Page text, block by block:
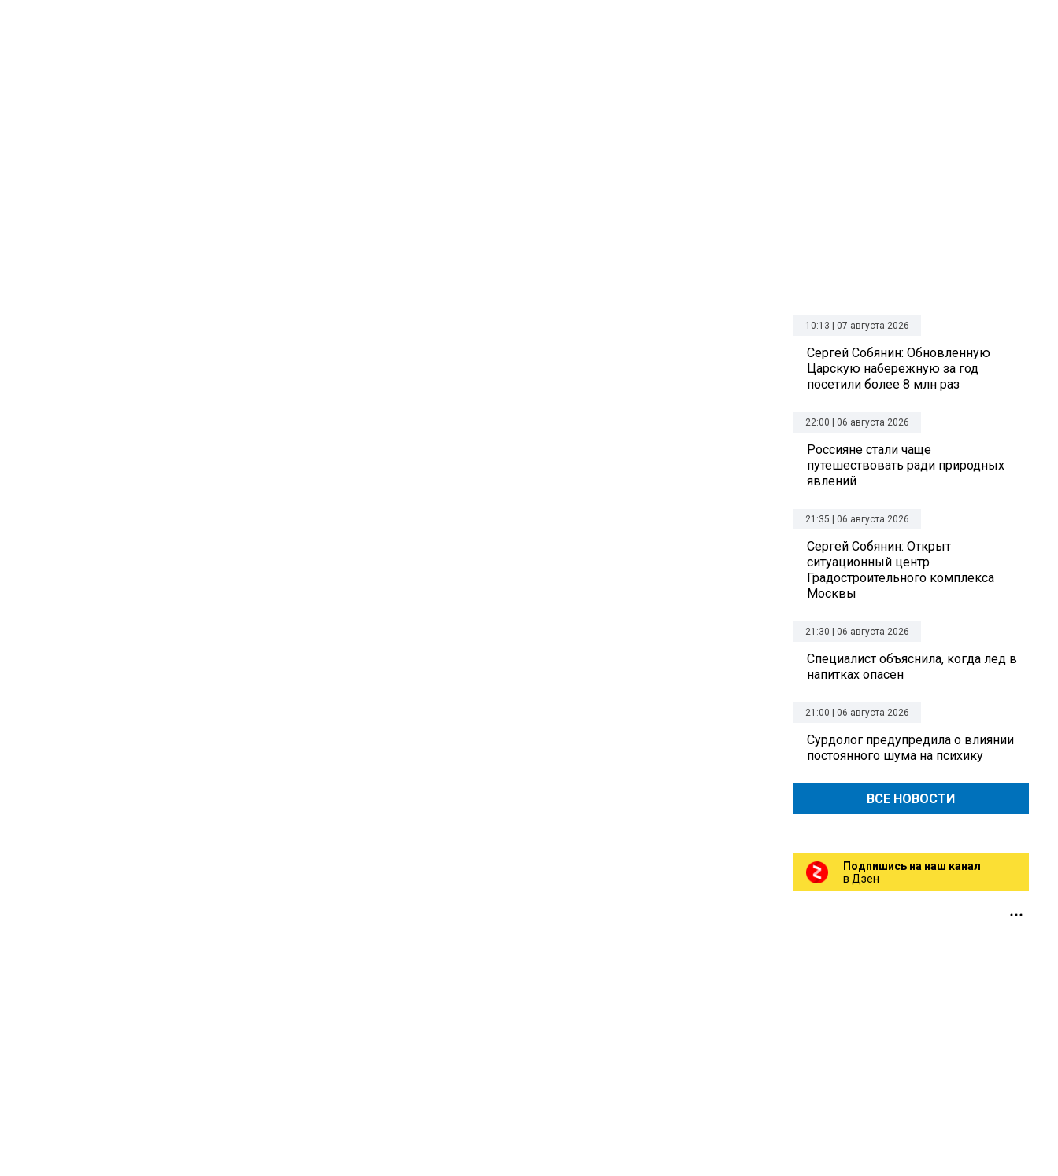
10:13 | 07 августа 2026
Сергей Собянин: Обновленную
Царскую набережную за год
посетили более 8 млн раз
22:00 | 06 августа 2026
Россияне стали чаще
путешествовать ради природных
явлений
21:35 | 06 августа 2026
Сергей Собянин: Открыт
ситуационный центр
Градостроительного комплекса
Москвы
21:30 | 06 августа 2026
Специалист объяснила, когда лед в
напитках опасен
21:00 | 06 августа 2026
Сурдолог предупредила о влиянии
постоянного шума на психику
ВСЕ НОВОСТИ
Подпишись на наш канал
в Дзен